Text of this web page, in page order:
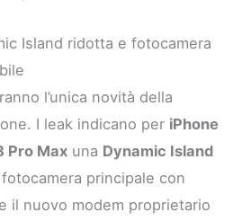
Island ridotta e fotocamera
l’unica novità della
I leak indicano per iPhone
Pro Max una Dynamic Island
principale con
il nuovo modem proprietario